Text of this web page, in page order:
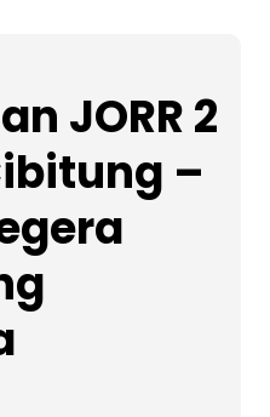
JORR 2
–